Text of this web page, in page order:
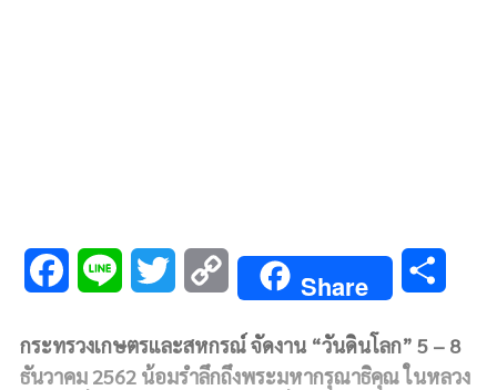
c
n
i
p
Share
a
กระทรวงเกษตรและสหกรณ์ จัดงาน “วันดินโลก” 5 – 8
ธันวาคม 2562 น้อมรำลึกถึงพระมหากรุณาธิคุณ ในหลวง